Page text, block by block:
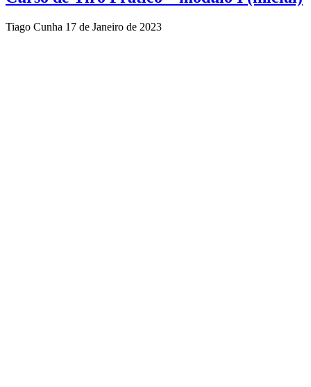
Tiago Cunha 17 de Janeiro de 2023